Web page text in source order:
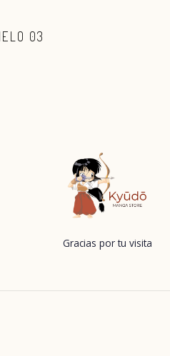
03
Gracias por tu visita